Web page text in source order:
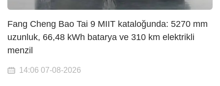
Fang Cheng Bao Tai 9 MIIT kataloğunda: 5270 mm
uzunluk, 66,48 kWh batarya ve 310 km elektrikli
menzil
14:06 07-08-2026